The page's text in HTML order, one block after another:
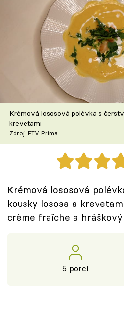
TV Program
Škola vaření
Recepty z TV
Speciál: Cuketa
Těhotnej kuchař
Sledujte prima+
Přihlášení
Sledujte nás
Krémová lososová polévka s
krevetami
Zdroj: FTV Prima
Krémová lososová
kousky lososa a
crème fraîche a
5 porcí